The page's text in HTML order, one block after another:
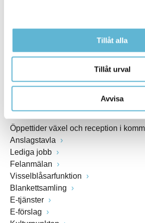
Tillåt alla
Tillåt urval
Avvisa
Fax: 0456-82 22 00
Öppettider växel och reception i
Anslagstavla
Lediga jobb
Felanmälan
Visselblåsarfunktion
Blankettsamling
E-tjänster
E-förslag